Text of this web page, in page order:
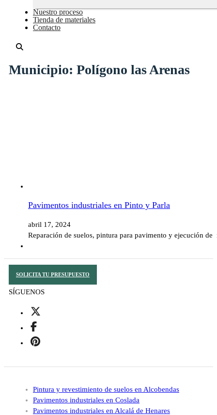
Nuestro proceso
Tienda de materiales
Contacto
Municipio: Polígono las Arenas
Pavimentos industriales en Pinto y Parla
abril 17, 2024
Reparación de suelos, pintura para pavimento y ejecución
SOLICITA TU PRESUPUESTO
SÍGUENOS
Pintura y revestimiento de suelos en Alcobendas
Pavimentos industriales en Coslada
Pavimentos industriales en Alcalá de Henares